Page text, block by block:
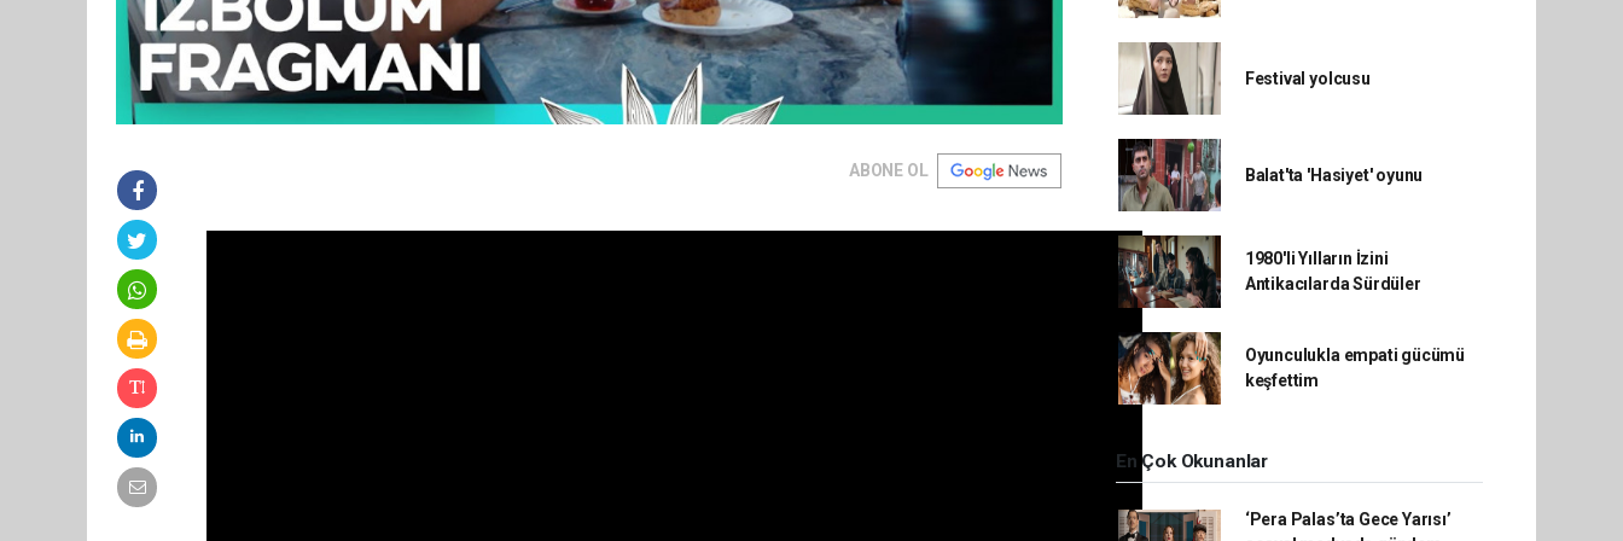
ABONE OL
Festival yolcusu
Balat'ta 'Hasiyet' oyunu
1980'li Yılların İzini
Antikacılarda Sürdüler
Oyunculukla empati gücümü
keşfettim
En Çok Okunanlar
‘Pera Palas’ta Gece Yarısı’